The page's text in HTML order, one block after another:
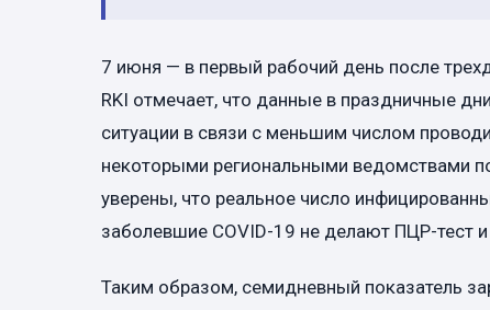
7 июня — в первый рабочий день после
RKI отмечает, что данные в праздничные
ситуации в связи с меньшим числом
некоторыми региональными ведомствами
уверены, что реальное число
заболевшие COVID-19 не делают ПЦР-тест
Таким образом, семидневный показатель